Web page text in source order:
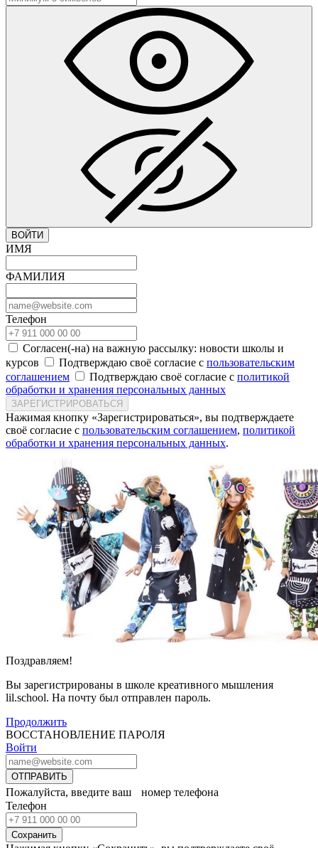
ВОЙТИ
ИМЯ
ФАМИЛИЯ
Телефон
Согласен(-на) на важную рассылку: новости школы и
курсов
Подтверждаю своё согласие с пользовательским
соглашением
Подтверждаю своё согласие с политикой
обработки и хранения персональных данных
ЗАРЕГИСТРИРОВАТЬСЯ
Нажимая кнопку «Зарегистрироваться», вы подтверждаете
своё согласие с пользовательским соглашением, политикой
обработки и хранения персональных данных.
Поздравляем!
Вы зарегистрированы в школе креативного мышления
lil.school. На почту был отправлен пароль.
Продолжить
ВОССТАНОВЛЕНИЕ ПАРОЛЯ
Войти
ОТПРАВИТЬ
Пожалуйста, введите ваш номер телефона
Телефон
Сохранить